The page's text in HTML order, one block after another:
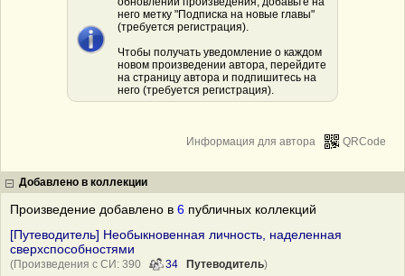
него метку "Подписка на новые главы"
(требуется регистрация).
Чтобы получать уведомление о каждом
новом произведении автора, перейдите
на страницу автора и подпишитесь на
него (требуется регистрация).
QRCode
Информация для автора
Добавлено в коллекции
Произведение добавлено в 6 публичных коллекций
[Путеводитель] Необыкновенная личность, наделенная
сверхспособностями
(Произведения с СИ: 390 34 Путеводитель)